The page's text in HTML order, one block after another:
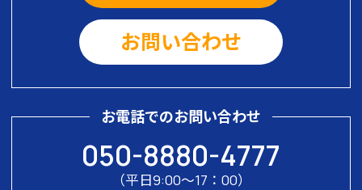
お問い合わせ
お電話でのお問い合わせ
050-8880-4777
（平日9:00〜17：00）